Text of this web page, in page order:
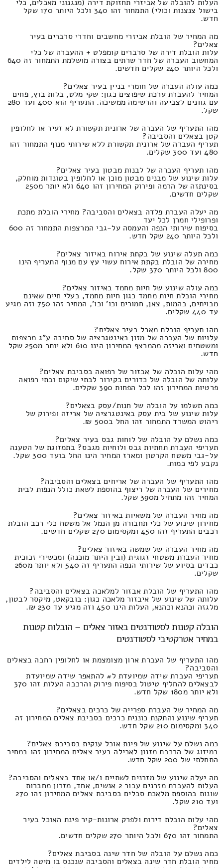
העלות להובלה של אביזרי תחזוקת דירה (מנגנוני מאכלים, כלי
בישול צנצנות וכולי) התמחור זהו 340 ולכל היותר 170 שקל
חדש.
מה המחיר של הובלת אביזרי מחשבים וחדרי סרברים בעיר
צאלים?
עלות הובלת דירה של סרברים קומפלט + ההעברה של כלי
המחשוב העברה של חדר שרתים בצורה מושלמת התמחור זה 640
ולכל היותר 240 שקלים חדשים.
כמה עולה העברה של חומרי בניין בעיר צאלים?
המחיר להעברת ערכת שיפוצים כגון: שקי מלט, בלות בוץ, פחים
עם גוונים לצביעה והרשימה ממשיכה. התעריף הוא 400 ועד 280
שקל.
מהו התעריף של העברה של ארונית תקשורת לא זעיר או לחלופין
קטן בצאלים והסביבה?
תעריף העברה של ארונית תקשורת ללא שירותי מנוף התמחור זהו
480 ועד 300 שקלים.
מהו תעריף העברה של לבנות מבטון בעיר צאלים?
עלות שינוע של מבנים מבטון מוכן או לחלופין בטונדות מוחלק,
בסינתזה של הרמה ופירוק המחירון זהו 640 ולא יותר מ250
שקלים חדשים.
מה יעלה העברת פלדה בצאלים והסביבה? מחירי הובלת מתכת
ופרופילי חמרן לכל יעד
בסיפוח שירותי הנפה והעמסה על-גבי המרצפות התמחור זה 600
ולכל היותר 240 שקל חדש.
כמה תעלה שינוע של בקתת אירוח באיזור צאלים?
מחירה של הובלת בקתת אירוח עשוי עץ עם מנוף התעריף הינו
800 ולכל היותר 370 שקל.
כמה עולה שינוע של חיות מחמד באיזור צאלים?
מחירי הובלת חיות מחמד כגון חיות מחמד, בעלי חיים שאינם
מבויתים, בהמות, צאן, חמורים וכו' וכו', המחיר זהו 750 וזה מגיע
עד 440 שקלים.
מהו תעריף הובלת מאכל בעיר צאלים?
עלויות של העברה של מזון באינטגרציה של סחיבה ע"ג מרצפות
ומשטחים ואריזה מהמרצף המחירון הינו 610 ולא יותר מ250 שקל
חדש.
מהי עלות הובלה של אבזור של רפואה בסביבת צאלים?
עלותה של הובלה של כדורים בקירור לבתי שיקום ובתי רפואה
פרטיות המחירון זהו לכל הפחות 390 שקלים.
כמה תשלמו על הובלה של חנות/עסק בצאלים?
עלות שינוע של בית עסק באינטגרציה של אריזה ופירוק של
ריהוט המשרד התמחור זהו החל ב500 ₪.
כמה נשלם על הובלה של לוחות גבס בעיר צאלים?
תעריפי העברת תחתיות גבס ולוחיות מגבס? בתמזוגת של הטענה
על-גבי משטח הקרטון ומארז המחיר הינו החל בועד 300 שקל.
נקבע לפי כמות.
מהו התעריף של העברה של אריחים בצאלים והסביבה?
מחירים של העברה של ריצוף בהוספת לשאת כולל הנפות לבית
המחיר זהו מתחיל מ390 שקל.
מה מחיר העברה של משאיות באיזור צאלים?
מחירון שינוע של כלי תחבורה מן הנמל אל משטח כלי רכב הובלת
רכבים התעריף זהו 450 ומקסימום 270 שקלים חדשים.
מה מחיר העברה של שמשה באיזור צאלים?
מחיר העברת משטחי זגוגית (ובין היתר מוכנה) ומכשירי זכוכית
כבדים בסיוע של שירותי הנפה התעריף זה 540 ולא יותר מ260
שקלים.
מהו התעריף של הובלת אבזור למלאכה בצאלים והסביבה?
עלותה של שינוע של איבזור מלאכה כגון: בובקאט, מיקסר לבטון,
מלגזה וכהנא וכהנא, העלות הינו 450 וזה מגיע עד 230 ₪.
הובלה קטנות לסטודנטים באזור צאלים – הובלות קטנות
במחיר אטרקטיבי לסטודנטים
מהו התעריף של העברת ארון מצומצמת או לחלופין רחבה בצאלים
והסביבה?
תעריפי העברת שידה שמיועדת ל# להתאפר שידה שמיועדת
לבצאלים להחליף טיטול בסיפוח פירוק והרכבה העלות זהו 370
ולא יותר מ180 שקל חדש.
מה המחיר של העברת ספרייה של כרכים בצאלים?
תעריף שינוע והתקנת כוננית כרכים בסביבת צאלים המחירון זה
340 ומקסימום 210 שקל חדש.
כמה נשלם על שינוע של פינת אוכל ענקית בסביבת צאלים?
במיזוג של הרכבת מזנון לאכילה בעיר צאלים המחירון זהו במחיר
התחלתי של 200 שקל חדש.
מה יעלה שינוע של מזרנים לשתיים ו/או אחד בצאלים והסביבה?
העלות להעברת מזרנים עבור 2 אנשים, אחד, מזרון מחברות
שונות בהוספת מלאכת סבלים בסביבת צאלים המחירון זהו 270
ועד 210 שקל.
מהי עלות הובלת דירות ולפרק ארונות-קיר פינת האוכל בעיר
צאלים?
התמחור זהו 670 ולכל היותר 270 שקלים חדשים.
כמה נשלם על הובלה של חדר שינה בסביבת צאלים?
מחיר הובלת חדר שינה בצאלים והסביבה שנכנס בו מיטה לילדים